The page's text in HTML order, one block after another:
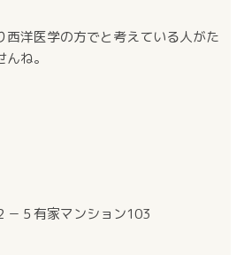
西洋医学の方でと考えている人がた
ね。
－５有家マンション103